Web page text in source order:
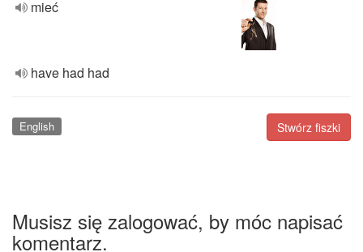
mieć
have had had
Stwórz fiszki
English
Musisz się zalogować, by móc napisać
komentarz.